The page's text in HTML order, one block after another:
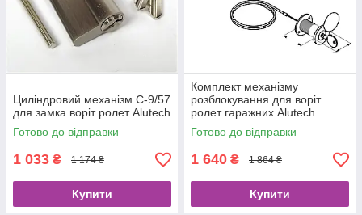
Циліндровий механізм C-9/57
для замка воріт ролет Alutech
Готово до відправки
1 033 ₴ 1 174 ₴
Купити
Комплект механізму
розблокування для воріт
ролет гаражних Alutech
RM0104-4500
Готово до відправки
1 640 ₴ 1 864 ₴
Купити